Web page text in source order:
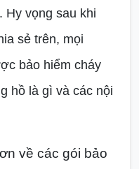
Hy vọng sau khi
sẻ trên, mọi
bảo hiểm cháy
hồ là gì và các nội
về các gói bảo